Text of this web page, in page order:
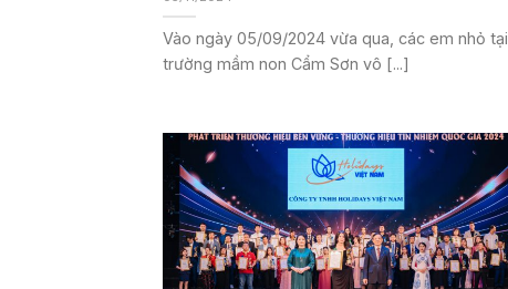
Vào ngày 05/09/2024 vừa qua, các em nhỏ tại
trường mầm non Cẩm Sơn vô [...]